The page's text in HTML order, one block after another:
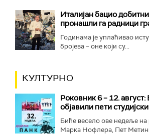
Италијан бацио
пронашли га радници
Годинама је уплаћивао
бројева – оне који су...
КУЛТУРНО
Роковник 6 – 12. август:
објавили пети
Биће весело ове недеље
Марка Нофлера, Пет